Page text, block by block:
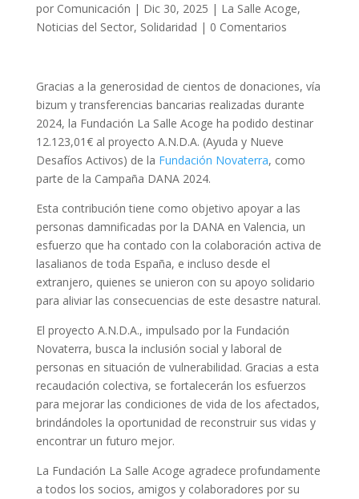
por Comunicación | Dic 30, 2025 | La Salle Acoge,
Noticias del Sector, Solidaridad | 0 Comentarios
Gracias a la generosidad de cientos de donaciones, vía
bizum y transferencias bancarias realizadas durante
2024, la Fundación La Salle Acoge ha podido destinar
12.123,01€ al proyecto A.N.D.A. (Ayuda y Nueve
Desafíos Activos) de la Fundación Novaterra, como
parte de la Campaña DANA 2024.
Esta contribución tiene como objetivo apoyar a las
personas damnificadas por la DANA en Valencia, un
esfuerzo que ha contado con la colaboración activa de
lasalianos de toda España, e incluso desde el
extranjero, quienes se unieron con su apoyo solidario
para aliviar las consecuencias de este desastre natural.
El proyecto A.N.D.A., impulsado por la Fundación
Novaterra, busca la inclusión social y laboral de
personas en situación de vulnerabilidad. Gracias a esta
recaudación colectiva, se fortalecerán los esfuerzos
para mejorar las condiciones de vida de los afectados,
brindándoles la oportunidad de reconstruir sus vidas y
encontrar un futuro mejor.
La Fundación La Salle Acoge agradece profundamente
a todos los socios, amigos y colaboradores por su